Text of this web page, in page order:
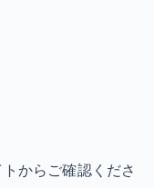
からご確認くださ